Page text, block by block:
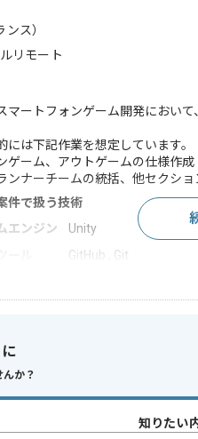
ス）
リモート
マートフォンゲーム開発におい
には下記作業を想定しています。
ゲーム、アウトゲームの仕様作成
ンナーチームの統括、他セクシ
件で扱う技術
エンジン
Unity
GitHub , Git
スキル
か？
知りたい